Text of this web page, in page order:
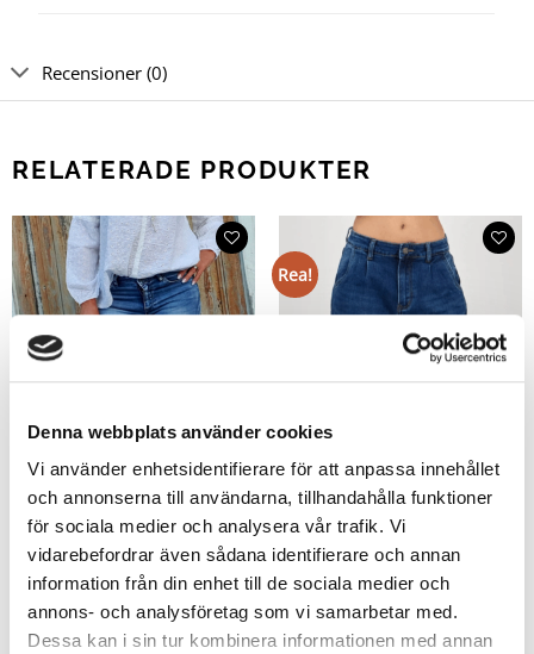
Denna webbplats använder cookies
Vi använder enhetsidentifierare för att anpassa innehållet
och annonserna till användarna, tillhandahålla funktioner
för sociala medier och analysera vår trafik. Vi
vidarebefordrar även sådana identifierare och annan
information från din enhet till de sociala medier och
annons- och analysföretag som vi samarbetar med.
Dessa kan i sin tur kombinera informationen med annan
Recensioner (0)
RELATERADE PRODUKTER
Melodie Jeans – utsvängda jeans
med stretch
Rea!
Claire Stretchiga Barrell Jeans
Mörka, XS-XXL